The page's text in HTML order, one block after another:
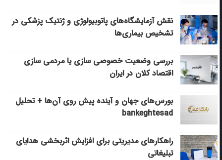
نقش آزمایشگاه‌های پاتوبیولوژی و ژنتیک پزشکی در
تشخیص بیماری‌ها
بررسی وضعیت خصوصی سازی یا مردمی سازی
اقتصاد کلان در ایران
بورس‌های جهان و آینده پیش روی آن‌ها + تحلیل
bankeghtesad
راهکارهای مدیریتی برای افزایش اثربخشی هدایای
تبلیغاتی